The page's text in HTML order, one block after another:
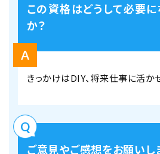
この資格はどうして必要に
か？
きっかけはDIY、将来仕事に活か
ご意見やご感想をお願いし